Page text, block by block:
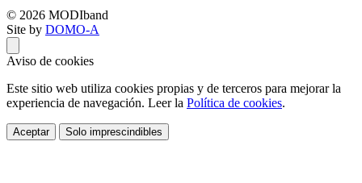
© 2026 MODIband
Site by DOMO-A
Aviso de cookies
Este sitio web utiliza cookies propias y de terceros para mejorar la
experiencia de navegación. Leer la Política de cookies.
Aceptar Solo imprescindibles